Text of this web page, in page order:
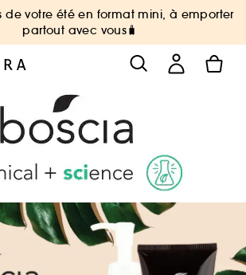
de votre été en format mini, à emporter
partout avec vous🧳